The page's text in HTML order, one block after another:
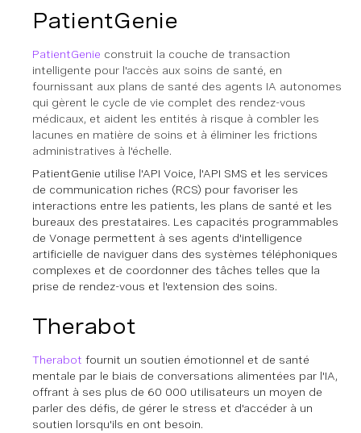
PatientGenie
PatientGenie construit la couche de transaction
intelligente pour l'accès aux soins de santé, en
fournissant aux plans de santé des agents IA autonomes
qui gèrent le cycle de vie complet des rendez-vous
médicaux, et aident les entités à risque à combler les
lacunes en matière de soins et à éliminer les frictions
administratives à l'échelle.
PatientGenie utilise l'API Voice, l'API SMS et les services
de communication riches (RCS) pour favoriser les
interactions entre les patients, les plans de santé et les
bureaux des prestataires. Les capacités programmables
de Vonage permettent à ses agents d'intelligence
artificielle de naviguer dans des systèmes téléphoniques
complexes et de coordonner des tâches telles que la
prise de rendez-vous et l'extension des soins.
Therabot
Therabot fournit un soutien émotionnel et de santé
mentale par le biais de conversations alimentées par l'IA,
offrant à ses plus de 60 000 utilisateurs un moyen de
parler des défis, de gérer le stress et d'accéder à un
soutien lorsqu'ils en ont besoin.